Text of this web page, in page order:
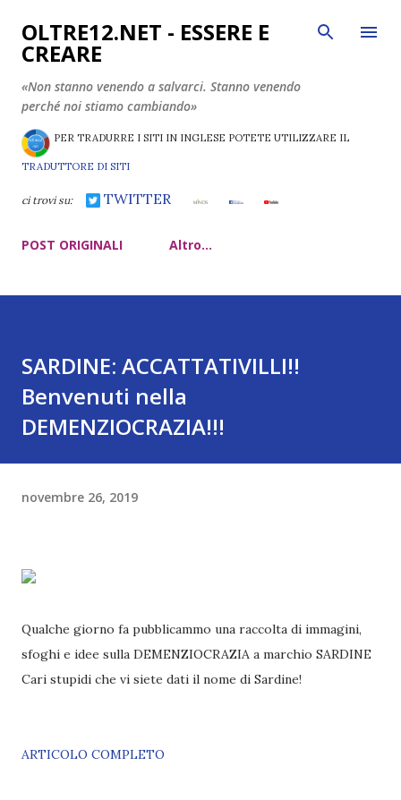
Passa ai contenuti principali
OLTRE12.NET - ESSERE E
CREARE
«Non stanno venendo a salvarci. Stanno venendo
perché noi stiamo cambiando»
PER TRADURRE I SITI IN INGLESE POTETE UTILIZZARE IL
TRADUTTORE DI SITI
ci trovi su: TWITTER
POST ORIGINALI Altro…
SARDINE: ACCATTATIVILLI!!
Benvenuti nella
DEMENZIOCRAZIA!!!
novembre 26, 2019
Qualche giorno fa pubblicammo una raccolta di immagini,
sfoghi e idee sulla DEMENZIOCRAZIA a marchio SARDINE
Cari stupidi che vi siete dati il nome di Sardine!
ARTICOLO COMPLETO